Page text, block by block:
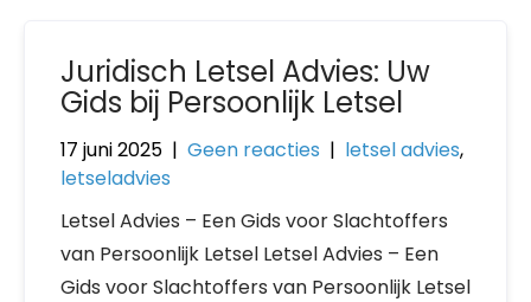
Juridisch Letsel Advies: Uw
Gids bij Persoonlijk Letsel
17 juni 2025 | Geen reacties | letsel advies,
letseladvies
Letsel Advies – Een Gids voor Slachtoffers
van Persoonlijk Letsel Letsel Advies – Een
Gids voor Slachtoffers van Persoonlijk Letsel